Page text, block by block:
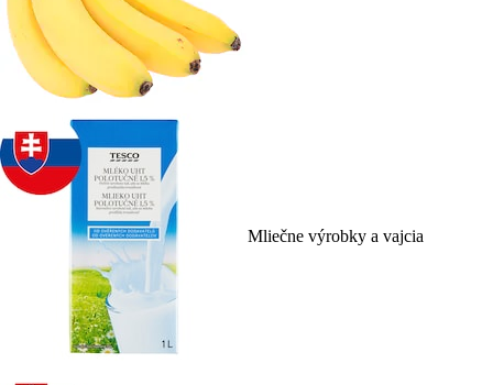
Mliečne výrobky a vajcia